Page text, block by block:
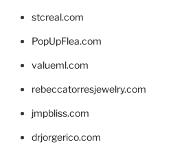
stcreal.com
PopUpFlea.com
valueml.com
rebeccatorresjewelry.com
jmpbliss.com
drjorgerico.com